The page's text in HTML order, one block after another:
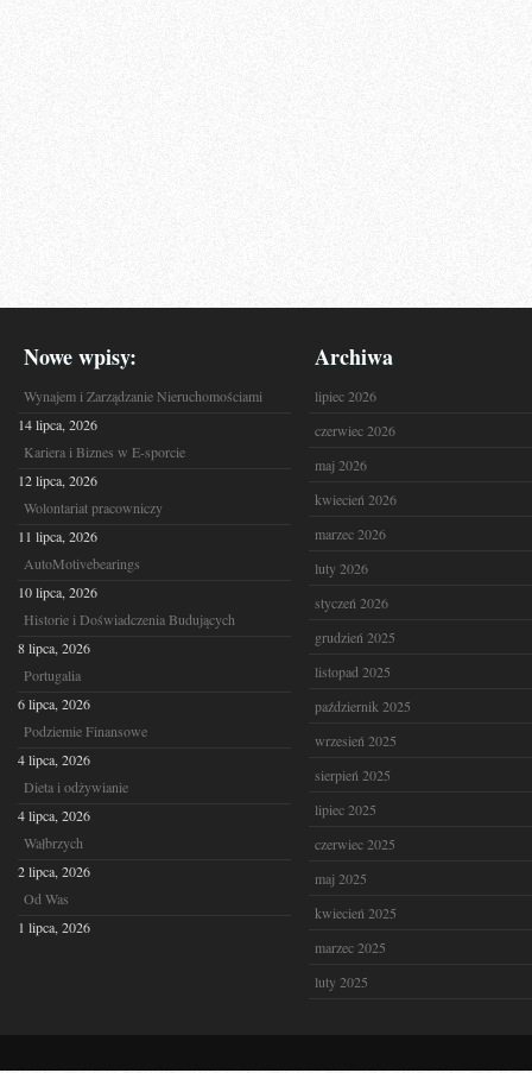
Nowe wpisy:
Wynajem i Zarządzanie Nieruchomościami
14 lipca, 2026
Kariera i Biznes w E-sporcie
12 lipca, 2026
Wolontariat pracowniczy
11 lipca, 2026
AutoMotivebearings
10 lipca, 2026
Historie i Doświadczenia Budujących
8 lipca, 2026
Portugalia
6 lipca, 2026
Podziemie Finansowe
4 lipca, 2026
Dieta i odżywianie
4 lipca, 2026
Wałbrzych
2 lipca, 2026
Od Was
1 lipca, 2026
Archiwa
lipiec 2026
czerwiec 2026
maj 2026
kwiecień 2026
marzec 2026
luty 2026
styczeń 2026
grudzień 2025
listopad 2025
październik 2025
wrzesień 2025
sierpień 2025
lipiec 2025
czerwiec 2025
maj 2025
kwiecień 2025
marzec 2025
luty 2025